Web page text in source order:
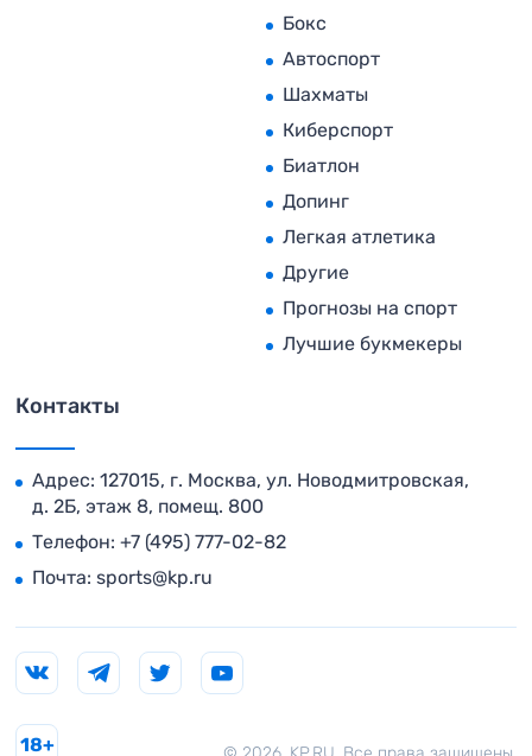
Бокс
Автоспорт
Шахматы
Киберспорт
Биатлон
Допинг
Легкая атлетика
Другие
Прогнозы на спорт
Лучшие букмекеры
Контакты
Адрес: 127015, г. Москва, ул. Новодмитровская,
д. 2Б, этаж 8, помещ. 800
Телефон: +7 (495) 777-02-82
Почта: sports@kp.ru
18+